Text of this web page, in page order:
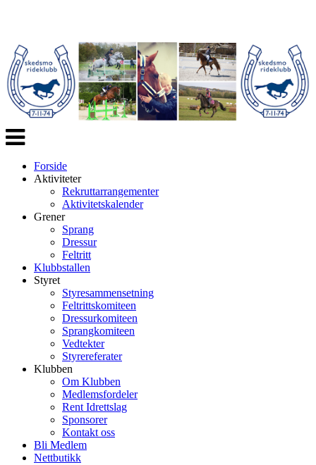
Veksle
navigasjon
Forside
Aktiviteter
Rekruttarrangementer
Aktivitetskalender
Grener
Sprang
Dressur
Feltritt
Klubbstallen
Styret
Styresammensetning
Feltrittskomiteen
Dressurkomiteen
Sprangkomiteen
Vedtekter
Styrereferater
Klubben
Om Klubben
Medlemsfordeler
Rent Idrettslag
Sponsorer
Kontakt oss
Bli Medlem
Nettbutikk